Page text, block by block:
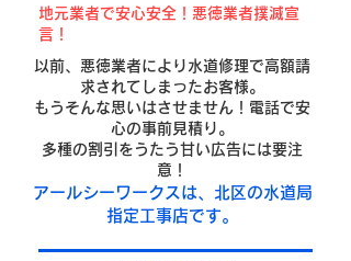
​地元業者で安心安全！悪徳業者撲滅宣
言！
以前、悪徳業者により水道修理で高額請
求されてしまったお客様。
もうそんな思いはさせません！電話で安
心の事前見積り。
多種の割引をうたう甘い広告には要注
意！
​アールシーワークスは、北区の水道局
指定工事店です。